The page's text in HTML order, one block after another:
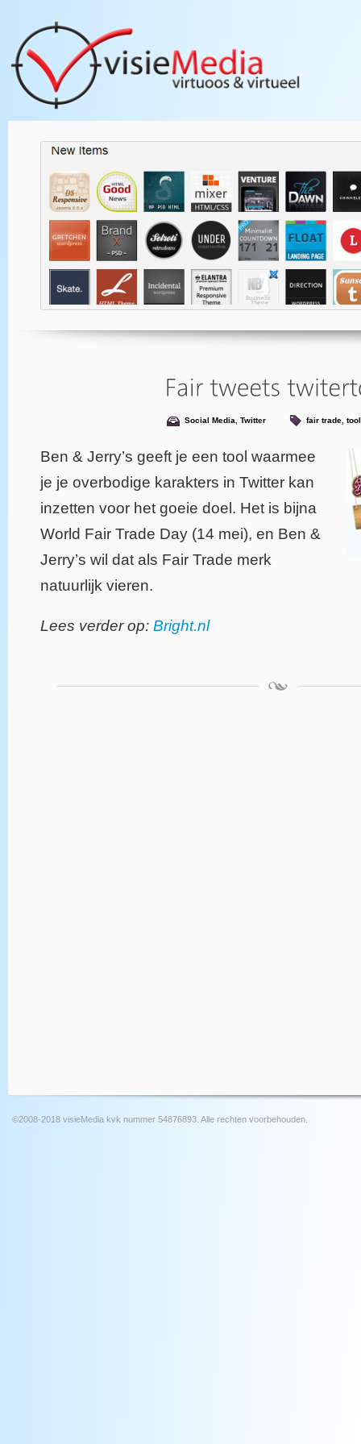
Social Media, Twitter fair trade, tool
Ben & Jerry’s geeft je een tool waarmee
je je overbodige karakters in Twitter kan
inzetten voor het goeie doel. Het is bijna
World Fair Trade Day (14 mei), en Ben &
Jerry’s wil dat als Fair Trade merk
natuurlijk vieren.
Lees verder op: Bright.nl
©2008-2018 visieMedia kvk nummer 54876893. Alle rechten voorbehouden.